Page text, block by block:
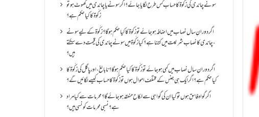
سونے چاندی کی زکٰوۃ کا حساب کس طرح لگایا جائے؟ اگر سونے یا چاندی میں کھوٹ ہو تو
زکٰوۃ کا کیا حکم ہے؟
اگر دورانِ سال نصاب میں اضافہ ہو جائے تو زکوۃ کا کیا حکم ہو گا؟ زکٰوۃ کے لیے سونے
،چاندی کا نصاب شریعت میں کتنا ہے؟ کیا زکٰوۃ میں سونے چاندی کی قیمت دے سکتے
ہیں؟
اگر دورانِ سال نصاب میں کمی ہو جائے تو زکٰوۃ کا کیا حکم ہو گا؟ نا بالغ ، اور پاگل کی زکٰوۃ کا
کیا حکم ہے؟ اگر ایک ہی جنس کے مختلف اموال ہوں تو زکٰوۃ کا حساب کیسے لگائیں گے؟
اگر گواہ فاسق ہوں تو کیا ان کی گواہی سے نکاح منعقد ہو جائے گا؟ محرمات سے کیا مراد
ہے؟ نسبی محرمات کونسی ہیں؟